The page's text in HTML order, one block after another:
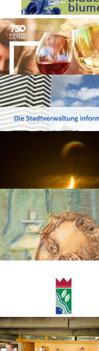
FB Kultur
FB Kultur
VON
Bildung
DER